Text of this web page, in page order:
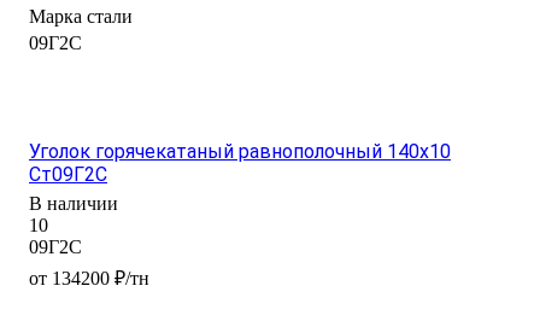
Марка стали
09Г2С
Уголок горячекатаный равнополочный 140х10
Ст09Г2С
В наличии
10
09Г2С
от 134200 ₽/тн